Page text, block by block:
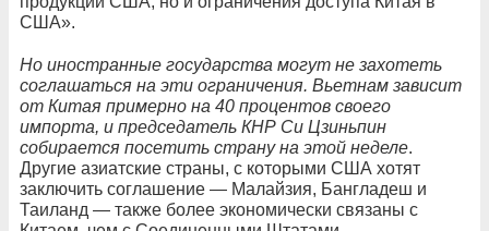
США».
Но иностранные государства могут не захотеть
соглашаться на эти ограничения. Вьетнам зависит
от Китая примерно на 40 процентов своего
импорта, и председатель КНР Си Цзиньпин
собирается посетить страну на этой неделе.
Другие азиатские страны, с которыми США хотят
заключить соглашение — Малайзия, Бангладеш и
Таиланд — также более экономически связаны с